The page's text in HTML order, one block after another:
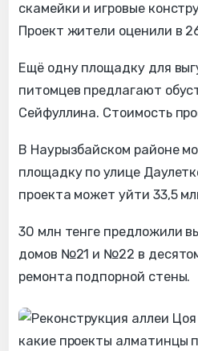
скамейки и игровые
Проект жители оценили в
Ещё одну площадку для
питомцев предлагают
Сейфуллина. Стоимость
В Наурызбайском районе
площадку по улице
проекта может уйти 33,5
30 млн тенге предложили
домов №21 и №22 в
ремонта подпорной стены.